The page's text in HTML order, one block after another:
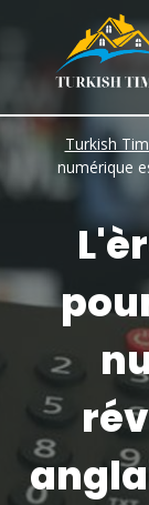
content
Turkish
numérique